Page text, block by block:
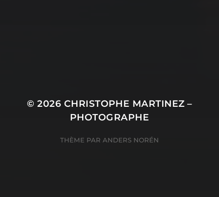
© 2026 CHRISTOPHE MARTINEZ –
PHOTOGRAPHE
THÈME PAR ANDERS NORÉN